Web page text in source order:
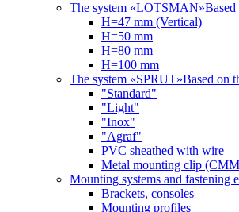
The system «LOTSMAN»Based
H=47 mm (Vertical)
Н=50 mm
Н=80 mm
Н=100 mm
The system «SPRUT»Based on
"Standard"
"Light"
"Inox"
"Agraf"
PVC sheathed with wire
Metal mounting clip
Mounting systems and fastening
Brackets, consoles
Mounting profiles